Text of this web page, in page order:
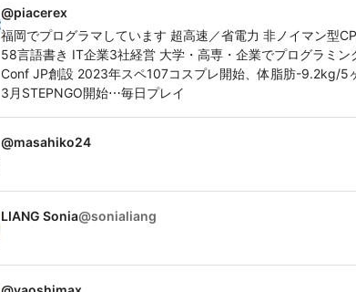
@piacerex
福岡でプログラマしています 超高速／省電力 非ノイマン型
58言語書き IT企業3社経営 大学・高専・企業でプログラミ
Conf JP創設 2023年スペ107コスプレ開始、体脂肪-9.2kg/5
3月STEPNGO開始⋯毎日プレイ
@masahiko24
LIANG Sonia@sonialiang